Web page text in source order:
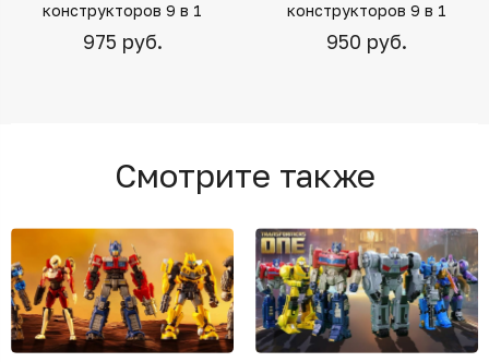
конструкторов 9 в 1
975 руб.
конструкторов 9 в 1
950 руб.
Смотрите также